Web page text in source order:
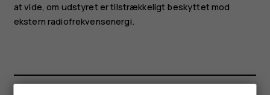
at vide, om udstyret er tilstrækkeligt beskyttet mod
ekstern radiofrekvensenergi.